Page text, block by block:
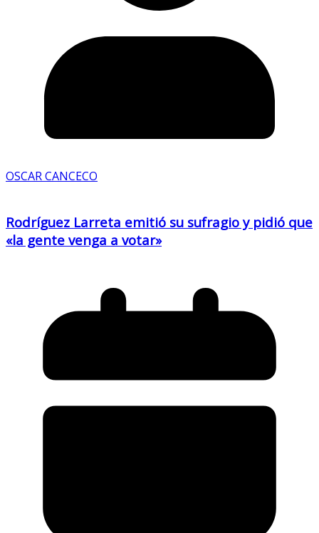
OSCAR CANCECO
Rodríguez Larreta emitió su sufragio y pidió que
«la gente venga a votar»